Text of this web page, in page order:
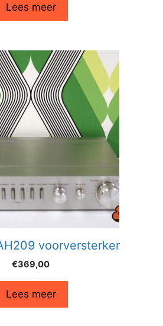
Lees meer
voorversterker
€369,00
Lees meer